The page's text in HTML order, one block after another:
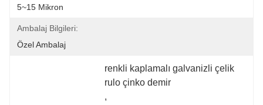
5~15 Mikron
Ambalaj Bilgileri:
Özel Ambalaj
renkli kaplamalı galvanizli çelik
rulo çinko demir
,